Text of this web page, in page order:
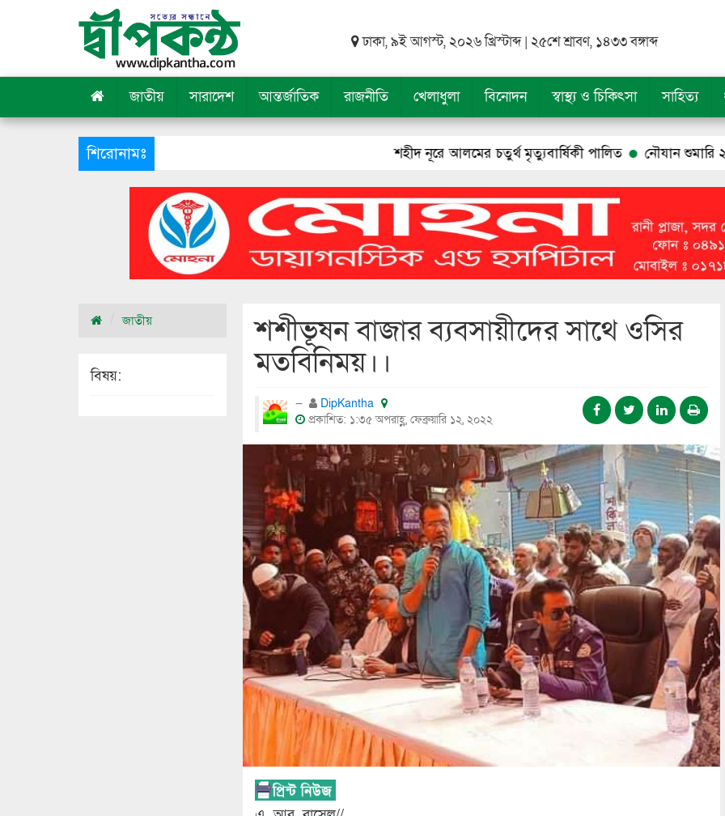
ঢাকা, ৯ই আগস্ট, ২০২৬ খ্রিস্টাব্দ | ২৫শে শ্রাবণ, ১৪৩৩ বঙ্গাব্দ
জাতীয় সারাদেশ আন্তর্জাতিক রাজনীতি খেলাধুলা বিনোদন স্বাস্থ্য ও চিকিৎসা সাহিত্য
শিরোনামঃ শহীদ নূরে আলমের চতুর্থ মৃত্যুবার্ষিকী পালিত নৌযান শুমারি ২০২৬’ উপলক্ষে
শশীভূষন বাজার ব্যবসায়ীদের সাথে ওসির
মতবিনিময়।।
DipKantha
প্রকাশিত: ১:৩৫ অপরাহ্ণ, ফেব্রুয়ারি ১২, ২০২২
জাতীয়
বিষয়: